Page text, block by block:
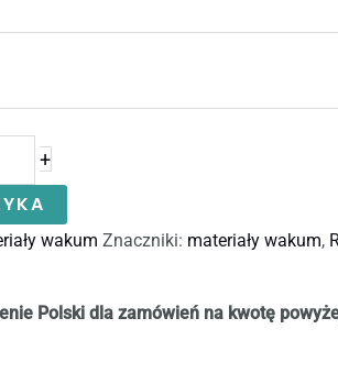
+
wakum Znaczniki: materiały wakum,
Polski dla zamówień na kwotę